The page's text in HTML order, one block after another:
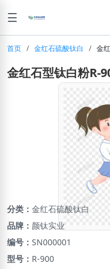
☰
首页 / 金红石硫酸钛白 / 金
金红石型钛白粉R-
分类： 金红石硫酸钛白
品牌： 颜钛实业
编号： SN000001
型号： R-900